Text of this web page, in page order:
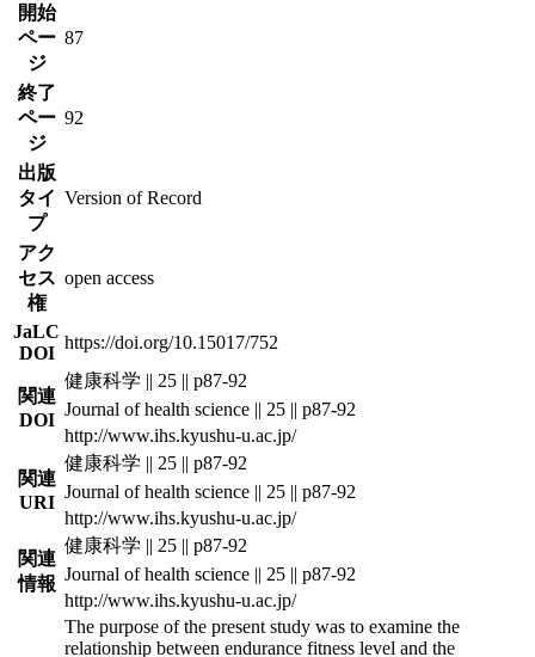
開始
ペー
ジ
87
終了
ペー
ジ
92
出版
タイ
プ
Version of Record
アク
セス
権
open access
JaLC
DOI
https://doi.org/10.15017/752
関連
DOI
健康科学 || 25 || p87-92
Journal of health science || 25 || p87-92
http://www.ihs.kyushu-u.ac.jp/
関連
URI
健康科学 || 25 || p87-92
Journal of health science || 25 || p87-92
http://www.ihs.kyushu-u.ac.jp/
関連
情報
健康科学 || 25 || p87-92
Journal of health science || 25 || p87-92
http://www.ihs.kyushu-u.ac.jp/
The purpose of the present study was to examine the
relationship between endurance fitness level and the